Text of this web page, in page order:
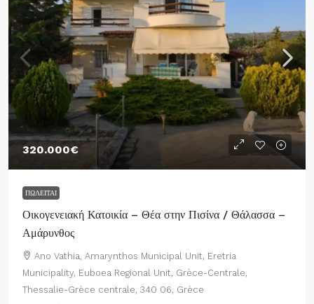
320.000€
ΠΩΛΕΊΤΑΙ
Οικογενειακή Κατοικία – Θέα στην Πισίνα / Θάλασσα –
Αμάρυνθος
Ano Vathia, Amarynthos Municipal Unit, Eretria
Municipality, Euboea Regional Unit, Grèce-Centrale,
Thessalie-Grèce centrale, 340 06, Grèce